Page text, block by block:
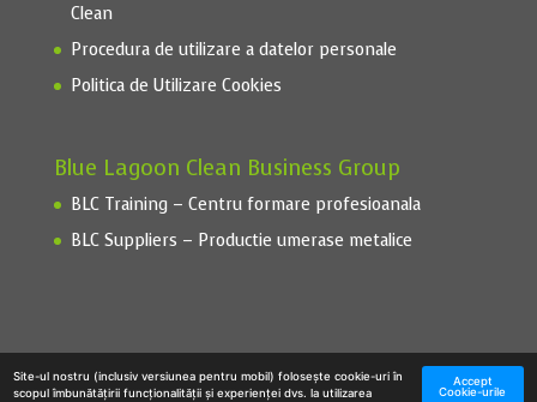
Clean
Procedura de utilizare a datelor personale
Politica de Utilizare Cookies
Blue Lagoon Clean Business Group
BLC Training – Centru formare profesioanala
BLC Suppliers – Productie umerase metalice
Accept
Cookie-urile
Site-ul nostru (inclusiv versiunea pentru mobil) folosește cookie-uri în
scopul îmbunătățirii funcționalității și experienței dvs. la utilizarea